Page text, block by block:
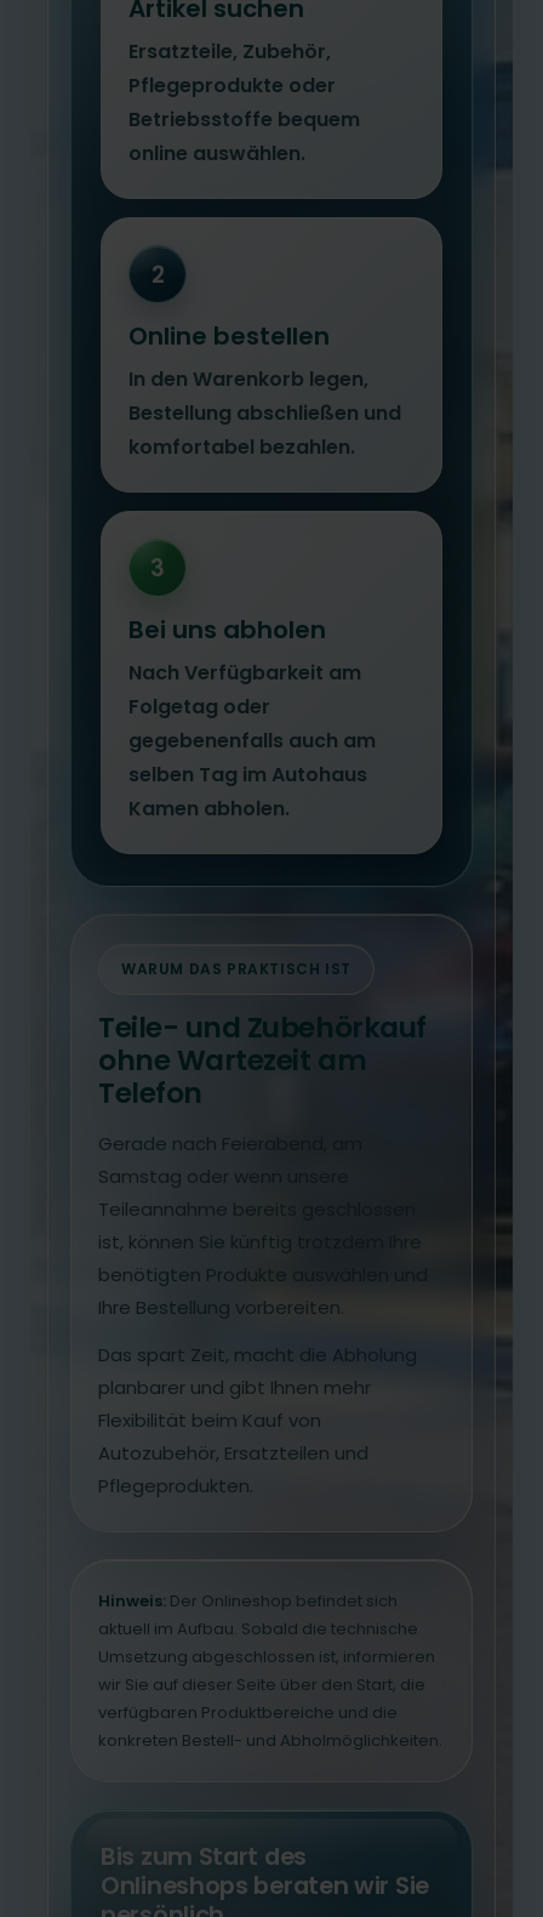
Artikel suchen
Ersatzteile, Zubehör,
Pflegeprodukte oder
Betriebsstoffe bequem
online auswählen.
2
Online bestellen
In den Warenkorb legen,
Bestellung abschließen und
komfortabel bezahlen.
3
Bei uns abholen
Nach Verfügbarkeit am
Folgetag oder
gegebenenfalls auch am
selben Tag im Autohaus
Kamen abholen.
WARUM DAS PRAKTISCH IST
Teile- und Zubehörkauf
ohne Wartezeit am
Telefon
Gerade nach Feierabend, am
Samstag oder wenn unsere
Teileannahme bereits geschlossen
ist, können Sie künftig trotzdem Ihre
benötigten Produkte auswählen und
Ihre Bestellung vorbereiten.
Das spart Zeit, macht die Abholung
planbarer und gibt Ihnen mehr
Flexibilität beim Kauf von
Autozubehör, Ersatzteilen und
Pflegeprodukten.
Hinweis: Der Onlineshop befindet sich
aktuell im Aufbau. Sobald die technische
Umsetzung abgeschlossen ist, informieren
wir Sie auf dieser Seite über den Start, die
verfügbaren Produktbereiche und die
konkreten Bestell- und Abholmöglichkeiten.
Bis zum Start des
Onlineshops beraten wir Sie